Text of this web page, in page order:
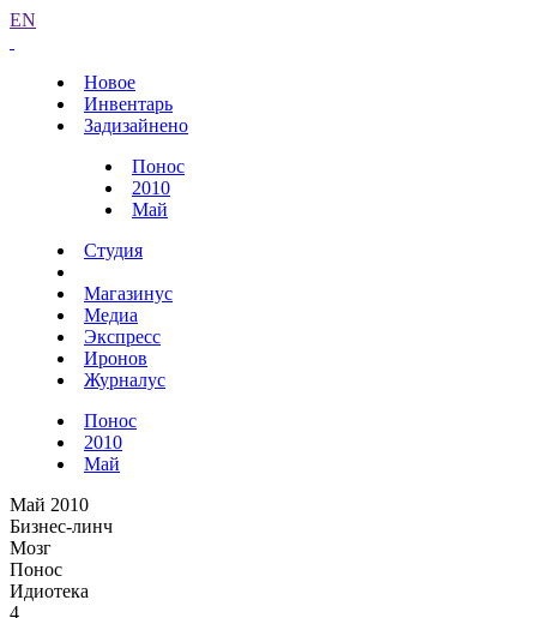
EN
Новое
Инвентарь
Задизайнено
Понос
2010
Май
Студия
Магазинус
Медиа
Экспресс
Иронов
Журналус
Понос
2010
Май
Май 2010
Бизнес-линч
Мозг
Понос
Идиотека
4